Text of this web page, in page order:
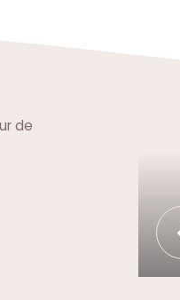
de